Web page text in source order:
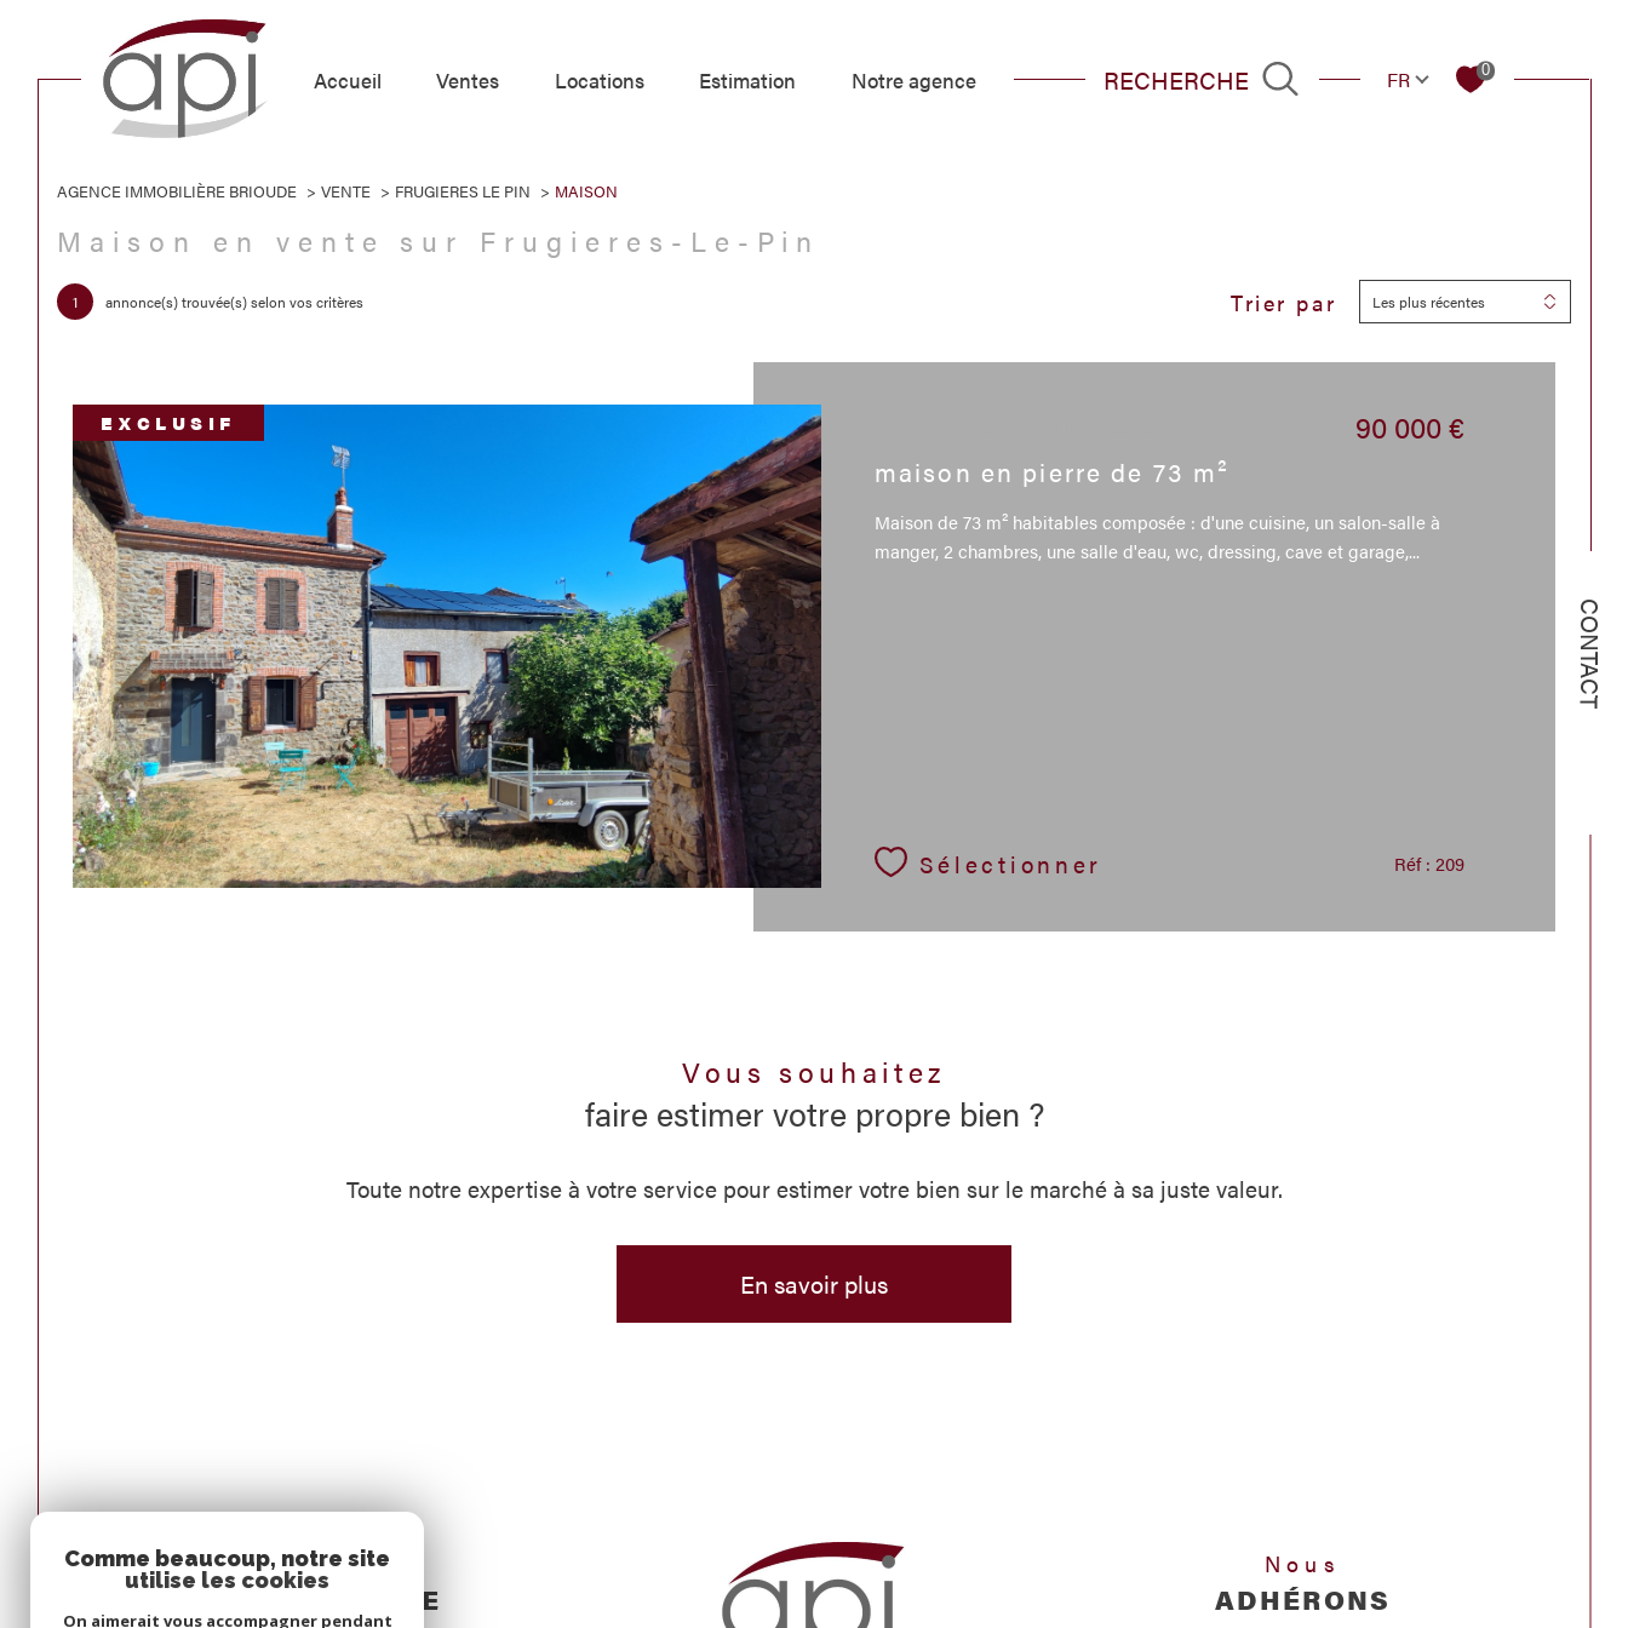
accueil ventes locations estimation notre agence RECHERCHE Langue
FR 0
CONTACT
de l'ancien
de l'ancien
Estimer
TYPE DE BIEN Filtrer
Réinitialiser les filtres
AGENCE IMMOBILIÈRE BRIOUDE VENTE FRUGIERES LE PIN MAISON
Maison en vente sur Frugieres-Le-Pin
1 annonce(s) trouvée(s) selon vos critères Trier par Les plus récentes
maison en pierre de 73 m²
90 000 €
Maison de 73 m² habitables composée : d'une cuisine, un salon-salle à
manger, 2 chambres, une salle d'eau, wc, dressing, cave et garage,...
Sélectionner Réf : 209
EXCLUSIF
Vous souhaitez
faire estimer votre propre bien ?
Toute notre expertise à votre service pour estimer votre bien sur le marché à sa juste valeur.
En savoir plus
Espace
PROPRIÉTAIRE
Nous
ADHÉRONS
Comme beaucoup, notre site
utilise les cookies
On aimerait vous accompagner pendant